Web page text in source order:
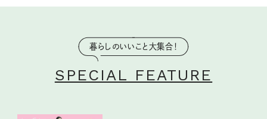
暮らしのいいこと大集合！
SPECIAL FEATURE